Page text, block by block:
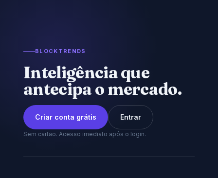
BLOCKTRENDS
Inteligência que
antecipa o mercado.
Criar conta grátis Entrar
Sem cartão. Acesso imediato após o login.